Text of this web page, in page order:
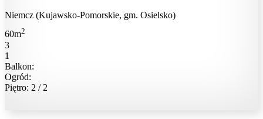
Niemcz (Kujawsko-Pomorskie, gm. Osielsko)
60m2
3
1
Balkon:
Ogród:
Piętro: 2 / 2